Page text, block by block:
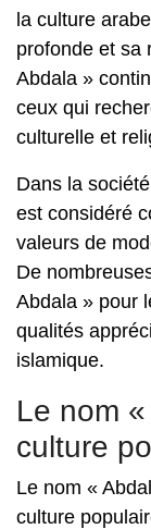
la culture
profonde et sa
Abdala »
ceux qui
culturelle et
Dans la
est considéré
valeurs de
De
Abdala » pour
qualités
islamique.
Le nom
culture
Le nom «
culture